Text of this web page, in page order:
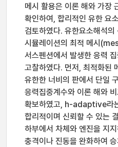
메시 활용은 이론 해와 가장
확인하여, 합리적인 유한 요
검토하였다. 유한요소해석
시뮬레이션의 최적 메시
서스펜션에서 발생한 응력
고찰하였다. 먼저, 최적화된
유한한 너비의 판에서 단일
응력집중계수와 이론 해와
확보하였고, h-adaptive라
합리적이며 신뢰할 수 있는
하부에서 차체와 엔진을 지
충격이나 진동을 완화하여